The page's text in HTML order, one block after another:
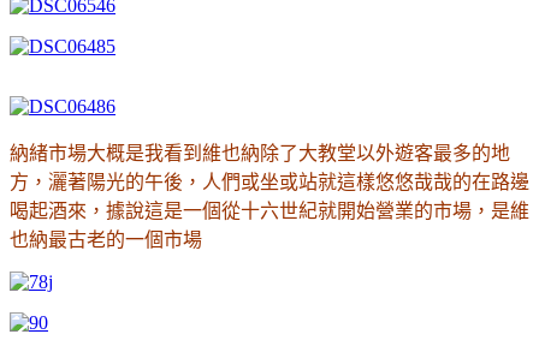
納緒市場大概是我看到維也納除了大教堂以外遊客最多的地
方，灑著陽光的午後，人們或坐或站就這樣悠悠哉哉的在路邊
喝起酒來，據說這是一個從十六世紀就開始營業的市場，是維
也納最古老的一個市場